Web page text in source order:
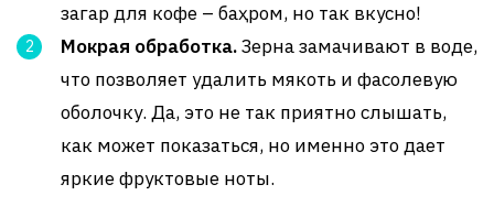
загар для кофе – баҳром, но так вкусно!
Мокрая обработка.Зерна замачивают в воде,
что позволяет удалить мякоть и фасолевую
оболочку. Да, это не так приятно слышать,
как может показаться, но именно это дает
яркие фруктовые ноты.